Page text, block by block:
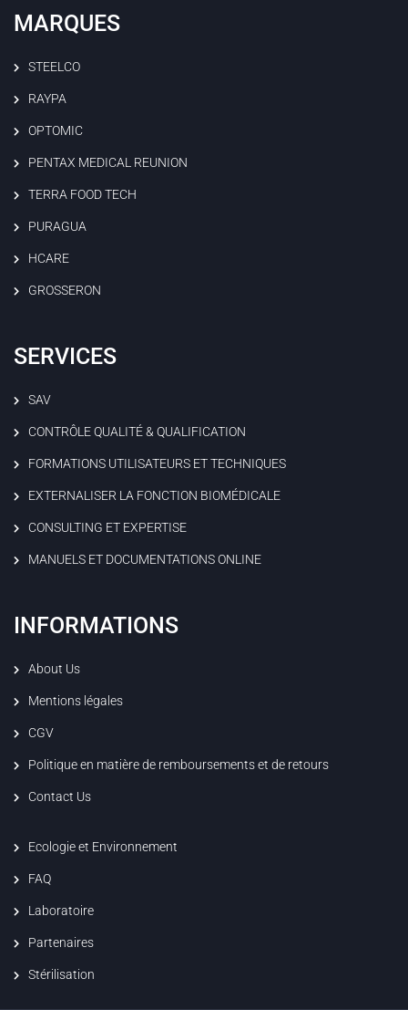
MARQUES
STEELCO
RAYPA
OPTOMIC
PENTAX MEDICAL REUNION
TERRA FOOD TECH
PURAGUA
HCARE
GROSSERON
SERVICES
SAV
CONTRÔLE QUALITÉ & QUALIFICATION
FORMATIONS UTILISATEURS ET TECHNIQUES
EXTERNALISER LA FONCTION BIOMÉDICALE
CONSULTING ET EXPERTISE
MANUELS ET DOCUMENTATIONS ONLINE
INFORMATIONS
About Us
Mentions légales
CGV
Politique en matière de remboursements et de retours
Contact Us
Ecologie et Environnement
FAQ
Laboratoire
Partenaires
Stérilisation